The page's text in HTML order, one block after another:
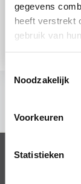
gegevens
heeft verstrekt
gebruik van
Noodzakelijk
Voorkeuren
Statistieken